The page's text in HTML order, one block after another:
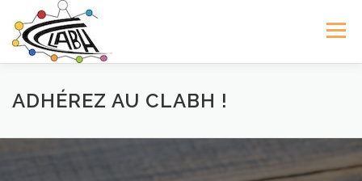
contenu
Menu
LE CLABH NOS FORMATIONS
ADHÉREZ AU CLABH !
ADHÉREZ AU CLABH !